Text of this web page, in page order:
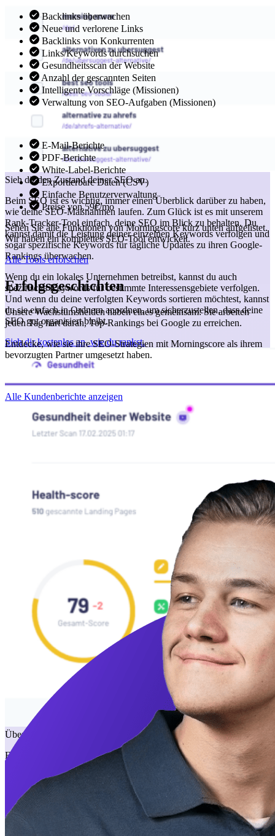
Sieh dir den Zustand deiner SEO an.
Beim SEO ist es wichtig, immer einen Überblick darüber zu haben,
wie deine SEO-Maßnahmen laufen. Zum Glück ist es mit unserem
Rank-Tracker-Tool einfach, deine SEO im Blick zu behalten. Du
kannst damit die Leistung deiner einzelnen Keywords verfolgen und
sogar spezifische Keywords für tägliche Updates zu ihren Google-
Rankings überwachen.
Wenn du ein lokales Unternehmen betreibst, kannst du auch
spezifische Keywords für bestimmte Interessensgebiete verfolgen.
Und wenn du deine verfolgten Keywords sortieren möchtest, kannst
du sie einfach in Ordnern anordnen, um sicherzustellen, dass deine
SEO gut organisiert bleibt.
Sieh dir kostenlos an, wie du rankst.
Überprüfe die Gesundheit deiner Website.
Eine Website ohne Gesundheitsprobleme ist mittlerweile ein
wichtiger Teil der SEO, seit Google die Benutzererfahrung als
Rankingfaktor eingeführt hat. Wenn du sicherstellen möchtest, dass
deine Website auf dem neuesten Stand ist, bietet dir unser SEO-
Gesundheitscheck-Tool eine einfach verständliche Übersicht über
die Leistung deiner Website in Bereichen wie Pagespeed-
Problemen, Title-Optimierungen, defekten Links und vielem mehr.
Backlinks überwachen
Neue und verlorene Links
Backlinks von Konkurrenten
Links/Keywords durchsuchen
Gesundheitsscan der Website
Anzahl der gescannten Seiten
Intelligente Vorschläge (Missionen)
Verwaltung von SEO-Aufgaben (Missionen)
E-Mail-Berichte
PDF-Berichte
White-Label-Berichte
Exportierbare Daten (CSV)
Einfache Benutzerverwaltung
Preise von 59€/mo
Sehen Sie alle Funktionen von Morningscore kurz unten aufgelistet.
Wir haben ein komplettes SEO-Tool entwickelt.
Alle Tools erforschen
Erfolgsgeschichten
Unsere Wachstumshelden haben eines gemeinsam: Sie arbeiten
jeden Tag hart daran, Top-Rankings bei Google zu erreichen.
Entdecke, wie sie ihre SEO-Strategien mit Morningscore als ihrem
bevorzugten Partner umgesetzt haben.
Alle Kundenberichte anzeigen